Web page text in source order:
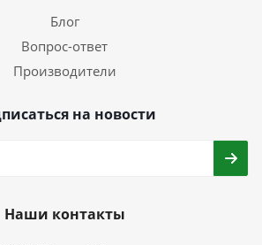
Блог
Вопрос-ответ
Производители
на новости
Наши контакты